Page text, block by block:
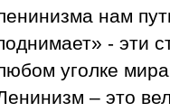
нам
- эти
уголке
– это